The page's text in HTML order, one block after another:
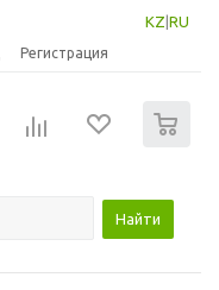
KZ RU
Регистрация
Найти